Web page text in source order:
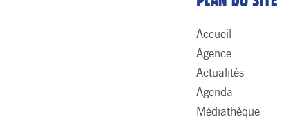
Accueil
Agence
Actualités
Agenda
Médiathèque